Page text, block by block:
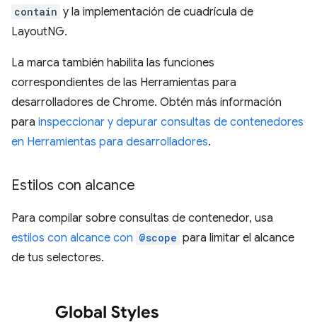
contain y la implementación de cuadrícula de
LayoutNG.
La marca también habilita las funciones
correspondientes de las Herramientas para
desarrolladores de Chrome. Obtén más información
para inspeccionar y depurar consultas de contenedores
en Herramientas para desarrolladores.
Estilos con alcance
Para compilar sobre consultas de contenedor, usa
estilos con alcance con @scope para limitar el alcance
de tus selectores.